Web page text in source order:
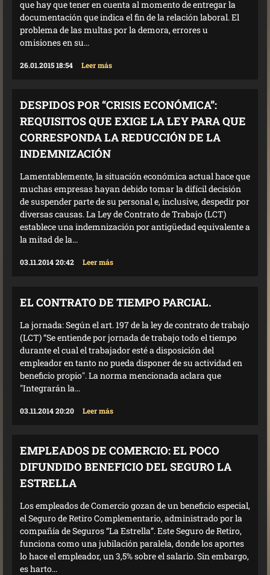
que hay que tener en cuenta al momento de entregar la
documentación que indica el fin de la relación laboral. El
problema de las multas por la demora, errores u
omisiones en su...
26.01.2015 18:54 Leer más
DESPIDOS POR “CRISIS ECONÓMICA”:
REQUISITOS QUE EXIGE LA LEY PARA QUE
CORRESPONDA LA REDUCCIÓN DE LA
INDEMNIZACIÓN
Lamentablemente, la situación económica actual hace que
muchas empresas hayan debido tomar la difícil decisión
de suspender parte de su personal e, inclusive, despedir por
diversas causas. La Ley de Contrato de Trabajo (LCT)
establece una indemnización por antigüedad equivalente a
la mitad de la...
03.11.2014 20:42 Leer más
EL CONTRATO DE TIEMPO PARCIAL.
La jornada: Según el art. 197 de la ley de contrato de trabajo
(LCT) “Se entiende por jornada de trabajo todo el tiempo
durante el cual el trabajador esté a disposición del
empleador en tanto no pueda disponer de su actividad en
beneficio propio". La norma mencionada aclara que
"Integrarán la...
03.11.2014 20:20 Leer más
EMPLEADOS DE COMERCIO: EL POCO
DIFUNDIDO BENEFICIO DEL SEGURO LA
ESTRELLA
Los empleados de Comercio gozan de un beneficio especial,
el Seguro de Retiro Complementario, administrado por la
compañía de Seguros “La Estrella”. Este Seguro de Retiro,
funciona como una jubilación paralela, donde los aportes
lo hace el empleador, un 3,5% sobre el salario. Sin embargo,
es harto...